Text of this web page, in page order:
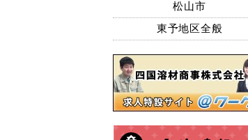
松山市
東予地区全般